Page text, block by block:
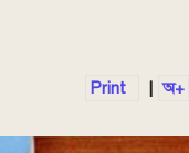
Print | অ+